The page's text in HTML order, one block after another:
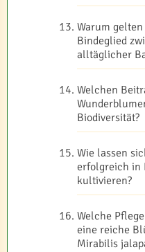
Warum
Bindeglied
alltäglicher
Welchen
Biodiversität?
Wie lassen
erfolgreich in
kultivieren?
Welche
eine reiche
Mirabilis